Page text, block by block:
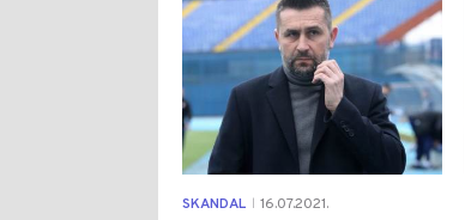
SKANDAL 16.07.2021.